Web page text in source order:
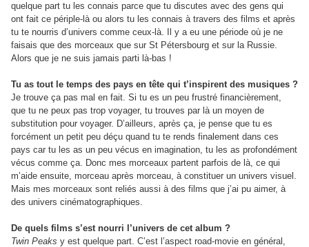
quelque part tu les connais parce que tu discutes avec des gens qui
ont fait ce périple-là ou alors tu les connais à travers des films et après
tu te nourris d’univers comme ceux-là. Il y a eu une période où je ne
faisais que des morceaux que sur St Pétersbourg et sur la Russie.
Alors que je ne suis jamais parti là-bas !
Tu as tout le temps des pays en tête qui t’inspirent des musiques ?
Je trouve ça pas mal en fait. Si tu es un peu frustré financièrement,
que tu ne peux pas trop voyager, tu trouves par là un moyen de
substitution pour voyager. D’ailleurs, après ça, je pense que tu es
forcément un petit peu déçu quand tu te rends finalement dans ces
pays car tu les as un peu vécus en imagination, tu les as profondément
vécus comme ça. Donc mes morceaux partent parfois de là, ce qui
m’aide ensuite, morceau après morceau, à constituer un univers visuel.
Mais mes morceaux sont reliés aussi à des films que j’ai pu aimer, à
des univers cinématographiques.
De quels films s’est nourri l’univers de cet album ?
Twin Peaks y est quelque part. C’est l’aspect road-movie en général,